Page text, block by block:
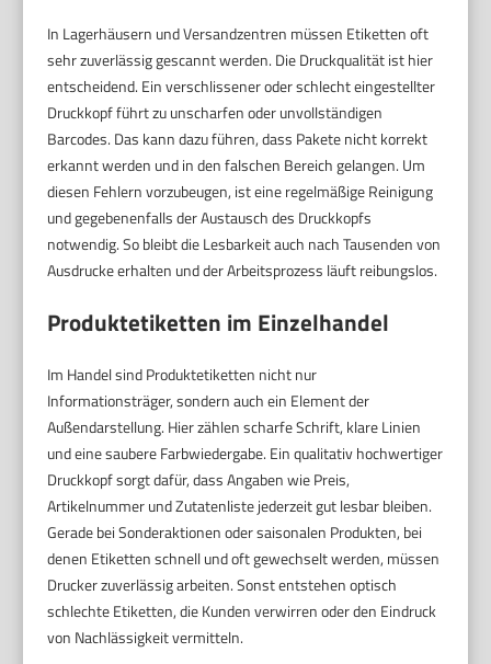
In Lagerhäusern und Versandzentren müssen Etiketten oft
sehr zuverlässig gescannt werden. Die Druckqualität ist hier
entscheidend. Ein verschlissener oder schlecht eingestellter
Druckkopf führt zu unscharfen oder unvollständigen
Barcodes. Das kann dazu führen, dass Pakete nicht korrekt
erkannt werden und in den falschen Bereich gelangen. Um
diesen Fehlern vorzubeugen, ist eine regelmäßige Reinigung
und gegebenenfalls der Austausch des Druckkopfs
notwendig. So bleibt die Lesbarkeit auch nach Tausenden von
Ausdrucke erhalten und der Arbeitsprozess läuft reibungslos.
Produktetiketten im Einzelhandel
Im Handel sind Produktetiketten nicht nur
Informationsträger, sondern auch ein Element der
Außendarstellung. Hier zählen scharfe Schrift, klare Linien
und eine saubere Farbwiedergabe. Ein qualitativ hochwertiger
Druckkopf sorgt dafür, dass Angaben wie Preis,
Artikelnummer und Zutatenliste jederzeit gut lesbar bleiben.
Gerade bei Sonderaktionen oder saisonalen Produkten, bei
denen Etiketten schnell und oft gewechselt werden, müssen
Drucker zuverlässig arbeiten. Sonst entstehen optisch
schlechte Etiketten, die Kunden verwirren oder den Eindruck
von Nachlässigkeit vermitteln.